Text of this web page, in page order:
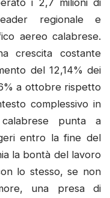
i 2,7 milioni di
regionale e
aereo calabrese.
crescita costante
del 12,14% dei
a ottobre rispetto
complessivo in
punta a
entro la fine del
la bontà del lavoro
lo stesso, se non
una presa di